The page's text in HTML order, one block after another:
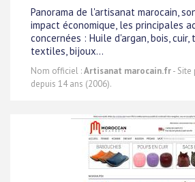
Panorama de l'artisanat marocain,
impact économique, les principales
concernées : Huile d'argan, bois, cuir,
textiles, bijoux...
Nom officiel :Artisanat marocain.fr- Site
depuis 14 ans (2006).